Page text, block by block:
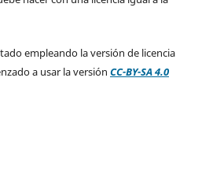
empleando la versión de licencia
a usar la versión CC-BY-SA 4.0